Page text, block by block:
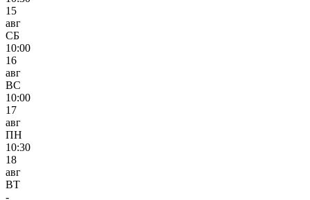
15
авг
СБ
10:00
16
авг
ВС
10:00
17
авг
ПН
10:30
18
авг
ВТ
-